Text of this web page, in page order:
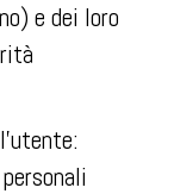
e dei loro